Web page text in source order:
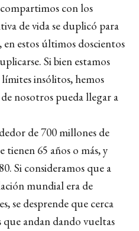
con los
de vida se duplicó para
en estos últimos doscientos
Si bien estamos
insólitos, hemos
nosotros pueda llegar a
de 700 millones de
tienen 65 años o más, y
Si consideramos que a
mundial era de
se desprende que cerca
andan dando vueltas